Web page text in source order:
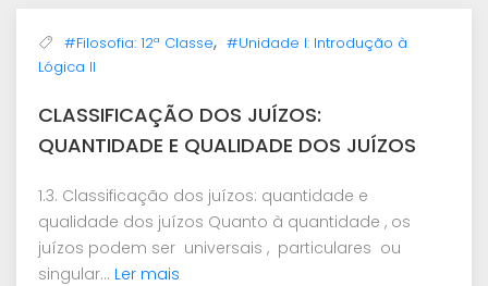
#Filosofia: 12ª Classe, #Unidade I: Introdução à
Lógica II
CLASSIFICAÇÃO DOS JUÍZOS:
QUANTIDADE E QUALIDADE DOS JUÍZOS
1.3. Classificação dos juízos: quantidade e
qualidade dos juízos Quanto à quantidade , os
juízos podem ser universais , particulares ou
singular... Ler mais